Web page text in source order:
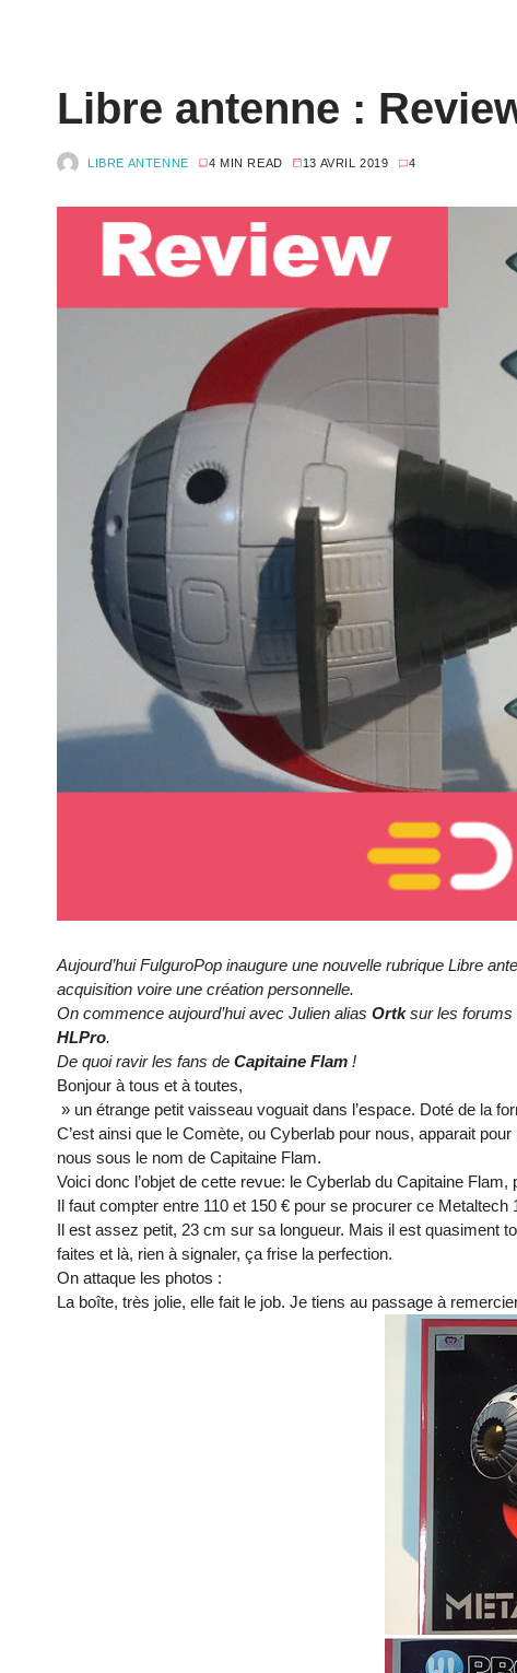
Libre antenne :
LIBRE ANTENNE 4 MIN READ 13 AVRIL 2019 4
Aujourd’hui FulguroPop inaugure une nouvelle rubrique Libre
acquisition voire une création personnelle.
On commence aujourd’hui avec Julien alias Ortksur les forums
HLPro.
De quoi ravir les fans de Capitaine Flam !
Bonjour à tous et à toutes,
» un étrange petit vaisseau voguait dans l’espace. Doté de la
C’est ainsi que le Comète, ou Cyberlab pour nous, apparait
nous sous le nom de Capitaine Flam.
Voici donc l’objet de cette revue: le Cyberlab du Capitaine
Il faut compter entre 110 et 150 € pour se procurer ce Metaltech
Il est assez petit, 23 cm sur sa longueur. Mais il est quasiment
faites et là, rien à signaler, ça frise la perfection.
On attaque les photos :
La boîte, très jolie, elle fait le job. Je tiens au passage à